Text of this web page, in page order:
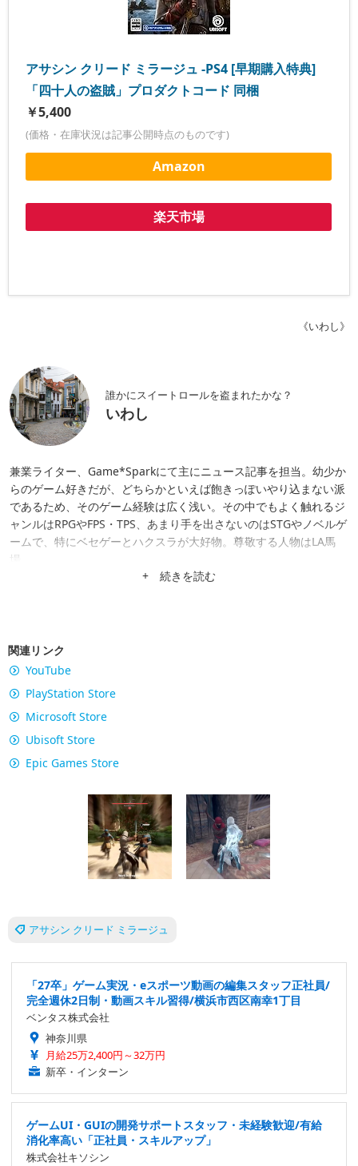
アサシン クリード ミラージュ -PS4 [早期購入特典]
「四十人の盗賊」プロダクトコード 同梱
￥5,400
(価格・在庫状況は記事公開時点のものです)
Amazon
楽天市場
《いわし》
誰かにスイートロールを盗まれたかな？
いわし
兼業ライター、Game*Sparkにて主にニュース記事を担当。幼少か
らのゲーム好きだが、どちらかといえば飽きっぽいやり込まない派
であるため、そのゲーム経験は広く浅い。その中でもよく触れるジ
ャンルはRPGやFPS・TPS、あまり手を出さないのはSTGやノベルゲ
ームで、特にベセゲーとハクスラが大好物。尊敬する人物はLA馬
場。
+ 続きを読む
関連リンク
YouTube
PlayStation Store
Microsoft Store
Ubisoft Store
Epic Games Store
アサシン クリード ミラージュ
「27卒」ゲーム実況・eスポーツ動画の編集スタッフ正社員/
完全週休2日制・動画スキル習得/横浜市西区南幸1丁目
ベンタス株式会社
神奈川県
月給25万2,400円～32万円
新卒・インターン
ゲームUI・GUIの開発サポートスタッフ・未経験歓迎/有給
消化率高い「正社員・スキルアップ」
株式会社キソシン